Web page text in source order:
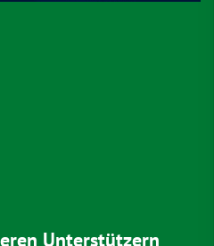
Unterstützern